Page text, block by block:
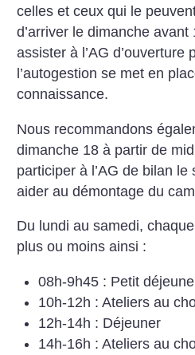
celles et ceux qui le
d’arriver le dimanche
assister à l’AG d’ouverture
l’autogestion se met en
connaissance.
Nous recommandons
dimanche 18 à partir de
participer à l’AG de bilan
aider au démontage du
Du lundi au samedi,
plus ou moins ainsi :
08h-9h45 : Petit
10h-12h : Ateliers au
12h-14h : Déjeuner
14h-16h : Ateliers au